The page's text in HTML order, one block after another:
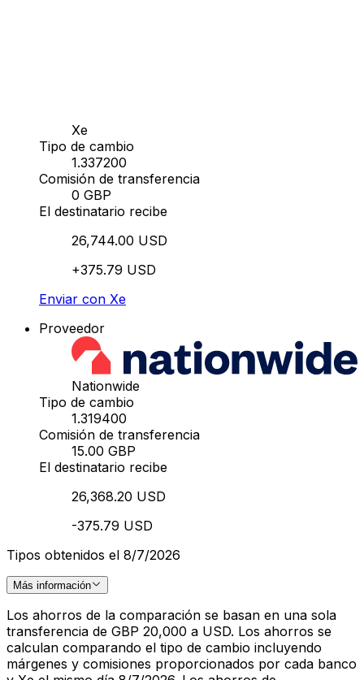
Xe
Tipo de cambio
1.337200
Comisión de transferencia
0 GBP
El destinatario recibe
26,744.00 USD
+375.79 USD
Enviar con Xe
Proveedor
Nationwide
Tipo de cambio
1.319400
Comisión de transferencia
15.00 GBP
El destinatario recibe
26,368.20 USD
-375.79 USD
Tipos obtenidos el 8/7/2026
Más información
Los ahorros de la comparación se basan en una sola
transferencia de GBP 20,000 a USD. Los ahorros se
calculan comparando el tipo de cambio incluyendo
márgenes y comisiones proporcionados por cada banco